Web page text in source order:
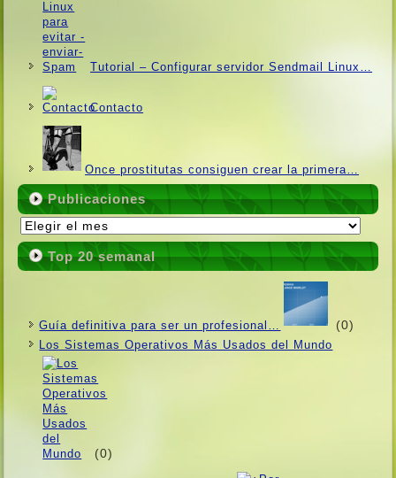
Tutorial – Configurar servidor Sendmail Linux…
Contacto
Once prostitutas consiguen crear la primera…
Publicaciones
Publicaciones
Top 20 semanal
Guí­a definitiva para ser un profesional… (0)
Los Sistemas Operativos Más Usados ​​del Mundo
(0)